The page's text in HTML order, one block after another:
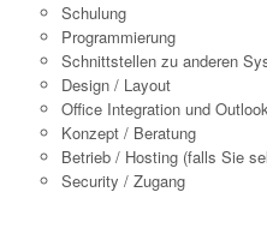
Schulung
Programmierung
Schnittstellen zu anderen
Design / Layout
Office Integration und
Konzept / Beratung
Betrieb / Hosting (falls Sie
Security / Zugang